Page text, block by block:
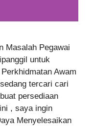
Masalah Pegawai
untuk
Awam
tercari cari
persediaan
, saya ingin
Menyelesaikan